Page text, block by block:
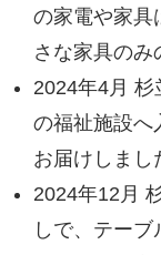
の家電や家具
さな家具のみ
2024年4月
の福祉施設へ
お届けしまし
2024年12月
しで、テー